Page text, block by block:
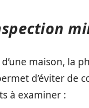
maison, la
d’éviter de
à examiner :